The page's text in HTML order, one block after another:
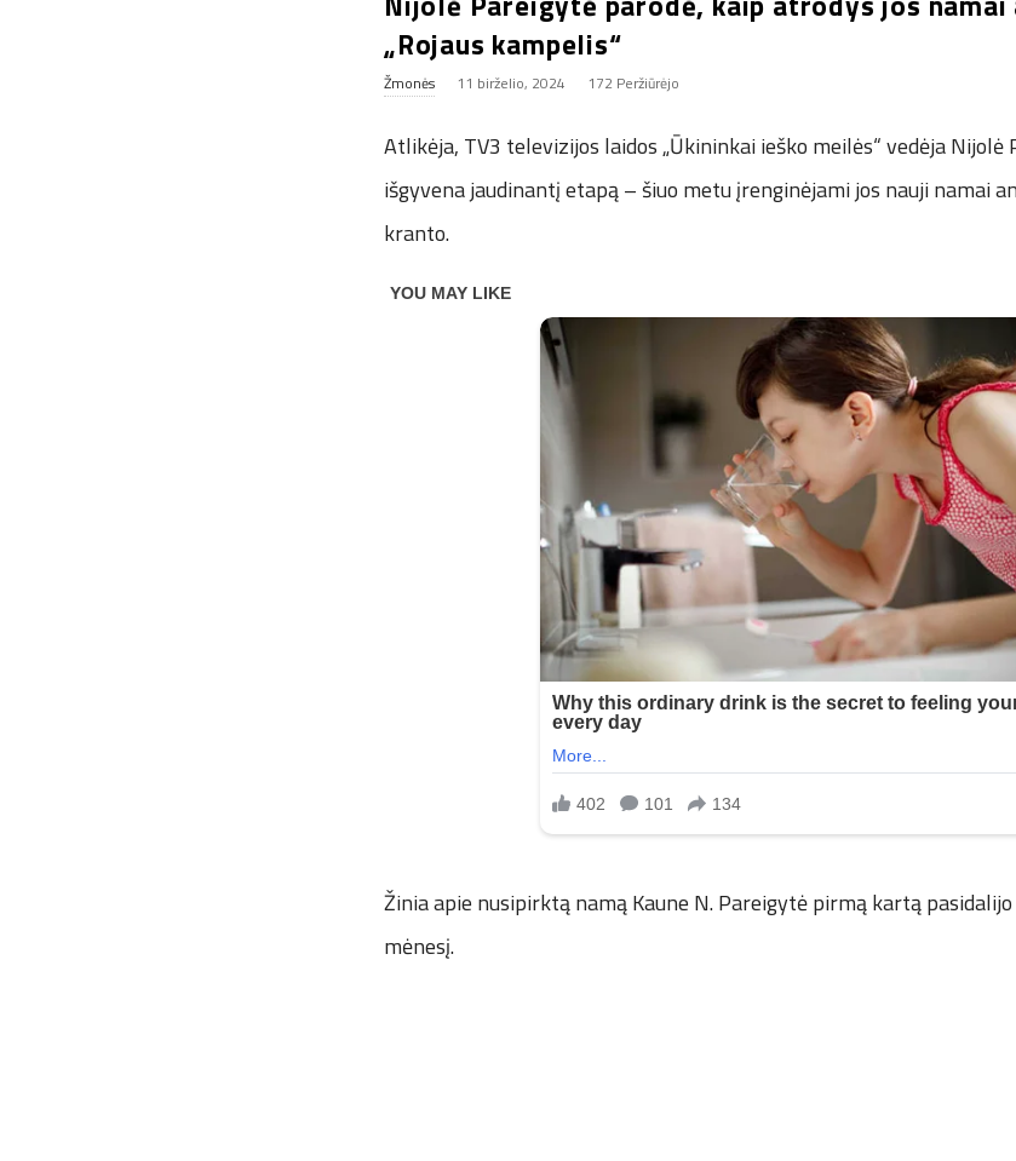
„Rojaus kampelis“
Žmonės 11 birželio, 2024 172 Peržiūrėjo
Atlikėja, TV3 televizijos laidos „Ūkininkai ieško meilės“ vedėja
išgyvena jaudinantį etapą – šiuo metu įrenginėjami jos nauji namai
kranto.
Žinia apie nusipirktą namą Kaune N. Pareigytė pirmą kartą
mėnesį.